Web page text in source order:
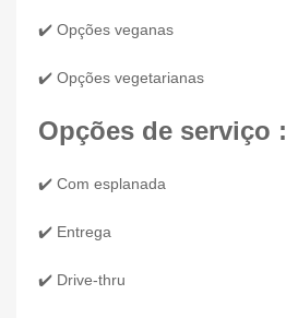
✔️ Opções veganas
✔️ Opções vegetarianas
Opções de serviço :
✔️ Com esplanada
✔️ Entrega
✔️ Drive-thru